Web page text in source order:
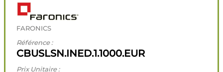
FARONICS
Référence :
CBUSLSN.INED.1.1000.EUR
Prix Unitaire :